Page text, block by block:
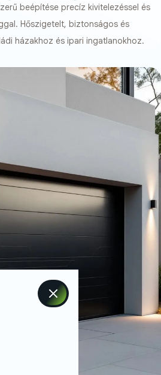
beépítése precíz kivitelezéssel és
Hőszigetelt, biztonságos és
házakhoz és ipari ingatlanokhoz.